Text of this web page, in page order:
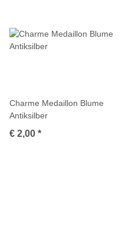
Charme Medaillon Blume
Antiksilber
€ 2,00 *